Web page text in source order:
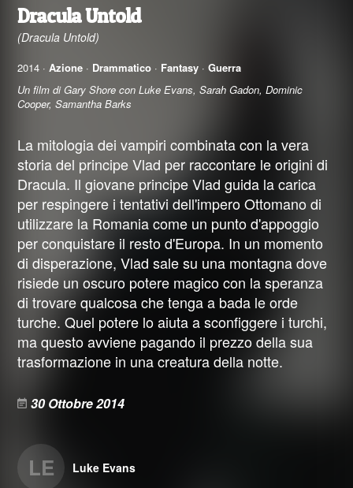
Dracula Untold
(Dracula Untold)
2014 · Azione · Drammatico · Fantasy ·Guerra
Un film di Gary Shore con Luke Evans, Sarah Gadon, Dominic
Cooper, Samantha Barks
La mitologia dei vampiri combinata con la vera
storia del principe Vlad per raccontare le origini di
Dracula. Il giovane principe Vlad guida la carica
per respingere i tentativi dell'impero Ottomano di
utilizzare la Romania come un punto d'appoggio
per conquistare il resto d'Europa. In un momento
di disperazione, Vlad sale su una montagna dove
risiede un oscuro potere magico con la speranza
di trovare qualcosa che tenga a bada le orde
turche. Quel potere lo aiuta a sconfiggere i turchi,
ma questo avviene pagando il prezzo della sua
trasformazione in una creatura della notte.
30 Ottobre 2014
LE Luke Evans